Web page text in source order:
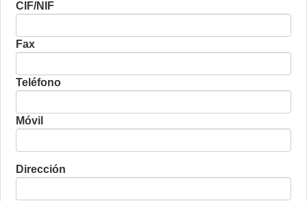
CIF/NIF
Fax
Teléfono
Móvil
Dirección